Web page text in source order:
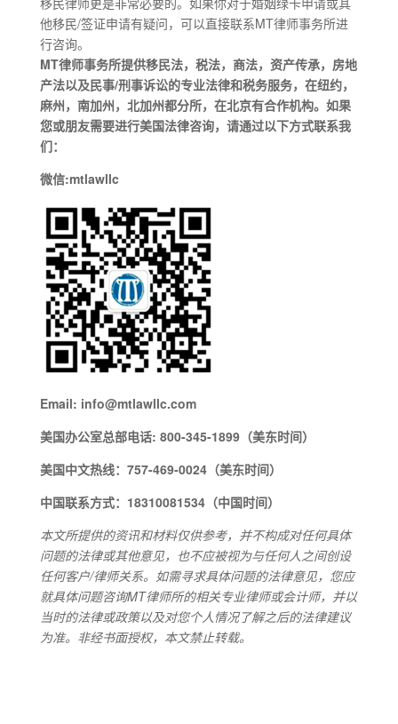
他移民/签证申请有疑问，可以直接联系MT律师事务所进
行咨询。
MT律师事务所提供移民法，税法，商法，资产传承，房地
产法以及民事/刑事诉讼的专业法律和税务服务，在纽约，
麻州，南加州，北加州都分所，在北京有合作机构。如果
您或朋友需要进行美国法律咨询，请通过以下方式联系我
们：
微信:mtlawllc
Email: info@mtlawllc.com
美国办公室总部电话: 800-345-1899（美东时间）
美国中文热线：757-469-0024（美东时间）
中国联系方式：18310081534（中国时间）
本文所提供的资讯和材料仅供参考，并不构成对任何具体
问题的法律或其他意见，也不应被视为与任何人之间创设
任何客户/律师关系。如需寻求具体问题的法律意见，您应
就具体问题咨询MT律师所的相关专业律师或会计师，并以
当时的法律或政策以及对您个人情况了解之后的法律建议
为准。非经书面授权，本文禁止转载。